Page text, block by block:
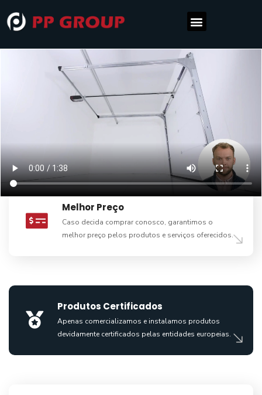
Melhor Preço
Caso decida comprar conosco, garantimos o
melhor preço pelos produtos e serviços oferecidos.
Produtos Certificados
Apenas comercializamos e instalamos produtos
devidamente certificados pelas entidades europeias.